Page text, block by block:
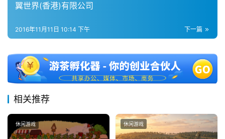
翼世界(香港)有限公司
下一篇
2016年11月11日 10:14 下午
相关推荐
休闲游戏 休闲游戏